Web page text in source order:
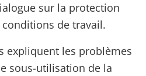
sur la protection
de travail.
expliquent les problèmes
sous-utilisation de la